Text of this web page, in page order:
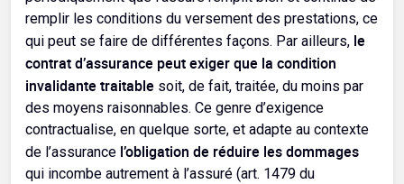
remplir les conditions du versement des prestations, ce
qui peut se faire de différentes façons. Par ailleurs, le
contrat d’assurance peut exiger que la condition
invalidante traitable soit, de fait, traitée, du moins par
des moyens raisonnables. Ce genre d’exigence
contractualise, en quelque sorte, et adapte au contexte
de l’assurance l’obligation de réduire les dommages
qui incombe autrement à l’assuré (art. 1479 du